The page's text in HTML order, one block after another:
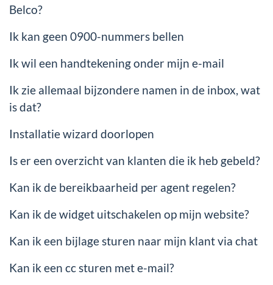
Belco?
Ik kan geen 0900-nummers bellen
Ik wil een handtekening onder mijn e-mail
Ik zie allemaal bijzondere namen in de inbox, wat
is dat?
Installatie wizard doorlopen
Is er een overzicht van klanten die ik heb gebeld?
Kan ik de bereikbaarheid per agent regelen?
Kan ik de widget uitschakelen op mijn website?
Kan ik een bijlage sturen naar mijn klant via chat
Kan ik een cc sturen met e-mail?